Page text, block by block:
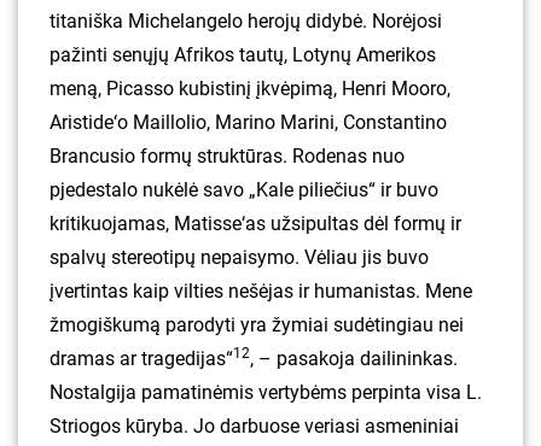
titaniška Michelangelo herojų didybė. Norėjosi
pažinti senųjų Afrikos tautų, Lotynų Amerikos
meną, Picasso kubistinį įkvėpimą, Henri Mooro,
Aristide‘o Maillolio, Marino Marini, Constantino
Brancusio formų struktūras. Rodenas nuo
pjedestalo nukėlė savo „Kale piliečius“ ir buvo
kritikuojamas, Matisse‘as užsipultas dėl formų ir
spalvų stereotipų nepaisymo. Vėliau jis buvo
įvertintas kaip vilties nešėjas ir humanistas. Mene
žmogiškumą parodyti yra žymiai sudėtingiau nei
dramas ar tragedijas“12, – pasakoja dailininkas.
Nostalgija pamatinėmis vertybėms perpinta visa L.
Striogos kūryba. Jo darbuose veriasi asmeniniai